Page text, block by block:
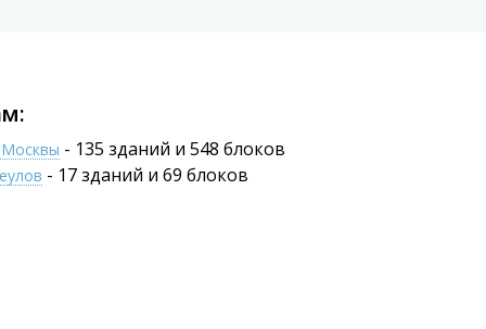
- 135 зданий и 548 блоков
- 17 зданий и 69 блоков